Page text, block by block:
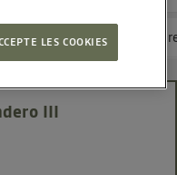
articles Consultez la
III
et liées à votre
pour la protection
vous offrant choix et
LES COOKIES